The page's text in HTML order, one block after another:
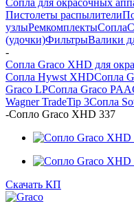
Пистолеты распылители
узлыРемкомплектыСопла
(удочки)ФильтрыВалики
-
Сопла Graco XHD для
Сопла Hywst XHDСопла
Graco LPСопла Graco PAA
Wagner TradeTip 3Сопла
-Сопло Graco XHD 337
Скачать КП